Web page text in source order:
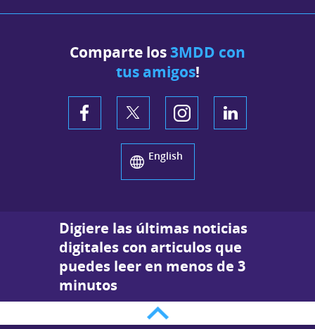
Comparte los3MDD con
tus amigos!
English
Digiere las últimas noticias
digitales con articulos que
puedes leer en menos de 3
minutos